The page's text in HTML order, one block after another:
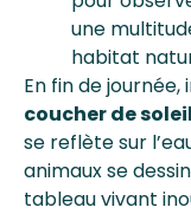
une
habitat
En fin de
coucher de soleil
se reflète sur
animaux se
tableau vivant